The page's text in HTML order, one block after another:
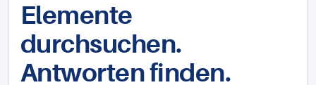
Elemente
durchsuchen.
Antworten finden.